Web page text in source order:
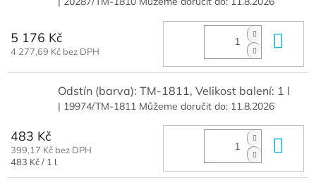
5 176 Kč
4 277,69 Kč bez DPH
Odstín (barva): TM-1811, Velikost balení: 1 l
| 19974/TM-1811 Můžeme doručit do: 11.8.2026
483 Kč
399,17 Kč bez DPH
Měrná
483 Kč / 1 l